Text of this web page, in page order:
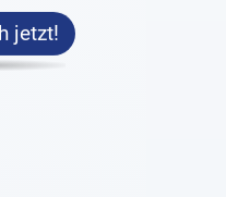
jetzt!